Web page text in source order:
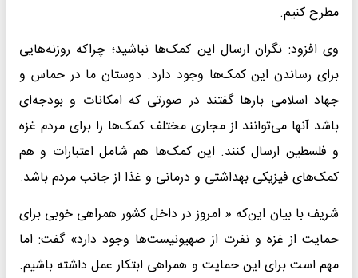
مطرح کنیم.
وی‌ افزود: نگران ارسال این کمک‌ها نباشید؛ چراکه روزنه‌هایی
برای رساندن این کمک‌ها وجود دارد. دوستان ما در حماس و
جهاد اسلامی بارها گفتند در صورتی که امکانات و بودجه‌ای
باشد آنها می‌توانند از مجاری مختلف کمک‌ها را برای مردم غزه
و فلسطین ارسال کنند. این کمک‌ها هم شامل اعتبارات و هم
کمک‌های فیزیکی بهداشتی و درمانی و غذا از جانب مردم باشد.
شریف با بیان این‌که « امروز در داخل کشور همراهی خوبی برای
حمایت از غزه و نفرت از صهیونیست‌ها وجود دارد» گفت: اما
مهم است برای این حمایت و همراهی ابتکار عمل داشته باشیم.